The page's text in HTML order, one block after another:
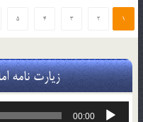
1
2
3
4
5
زیارت نامه
پخش‌کننده
00:00